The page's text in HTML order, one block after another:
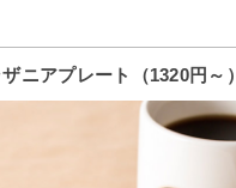
ニアプレート（1320円～）